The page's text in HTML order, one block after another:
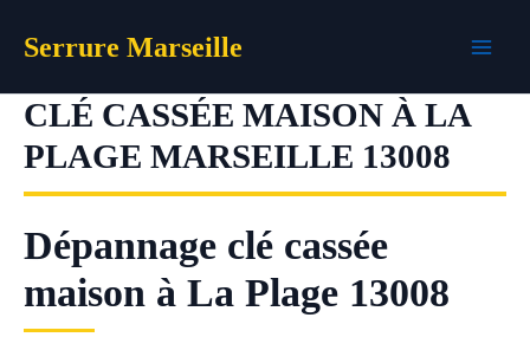
Serrure Marseille
CLÉ CASSÉE MAISON À LA
PLAGE MARSEILLE 13008
Dépannage clé cassée
maison à La Plage 13008